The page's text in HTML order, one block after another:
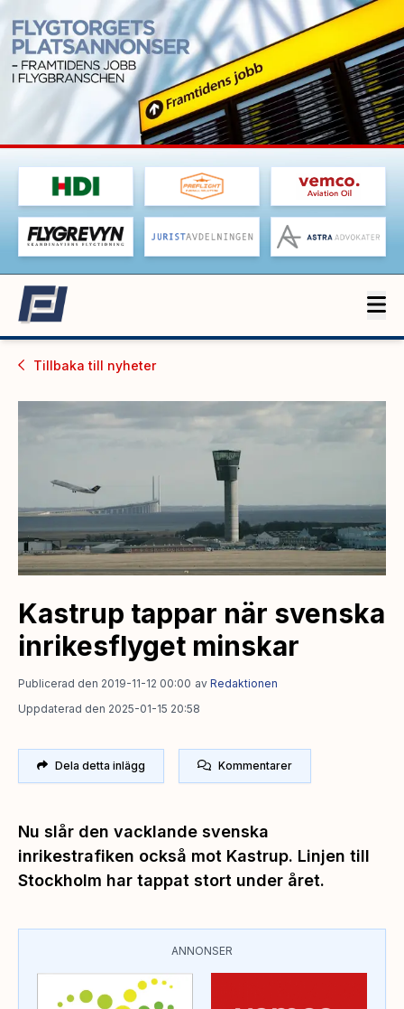
Tillbaka till nyheter
Kastrup tappar när svenska
inrikesflyget minskar
Publicerad den 2019-11-12 00:00 av Redaktionen
Uppdaterad den 2025-01-15 20:58
Dela detta inlägg Kommentarer
Nu slår den vacklande svenska
inrikestrafiken också mot Kastrup. Linjen till
Stockholm har tappat stort under året.
ANNONSER